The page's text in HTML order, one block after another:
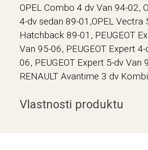
OPEL Combo 4 dv Van 94-02,
4-dv sedan 89-01,OPEL Vectra
Hatchback 89-01, PEUGEOT
Van 95-06, PEUGEOT Expert
06, PEUGEOT Expert 5-dv Van
RENAULT Avantime 3 dv
Vlastnosti produktu